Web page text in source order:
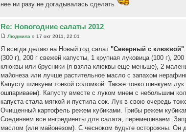
нее ни разу не догадывалась сделать
Re: Новогодние салаты 2012
Людмила » 17 окт 2011, 22:01
Я всегда делаю на Новый год салат "Северный с клюквой"
(300 г), 200 г свежей капусты, 1 крупная луковица (100 г),
клюквы или брусники (я взяла клюквы еще меньше), 2
майонеза или лучше растительное масло с запахом
Капусту шинкуем тонкой соломкой. Также тонко шинкуем лук
ошпариваем). Капусту вместе с луком мнем с небольшим
капуста стала мягкой и пустила сок. Лук в свою очередь
Очищенный картофель режем кубиками. Грибы режем
Соединяем все ингредиенты для салата, перемешиваем.
маслом (или майонезом). С чесноком будьте осторожны. Он